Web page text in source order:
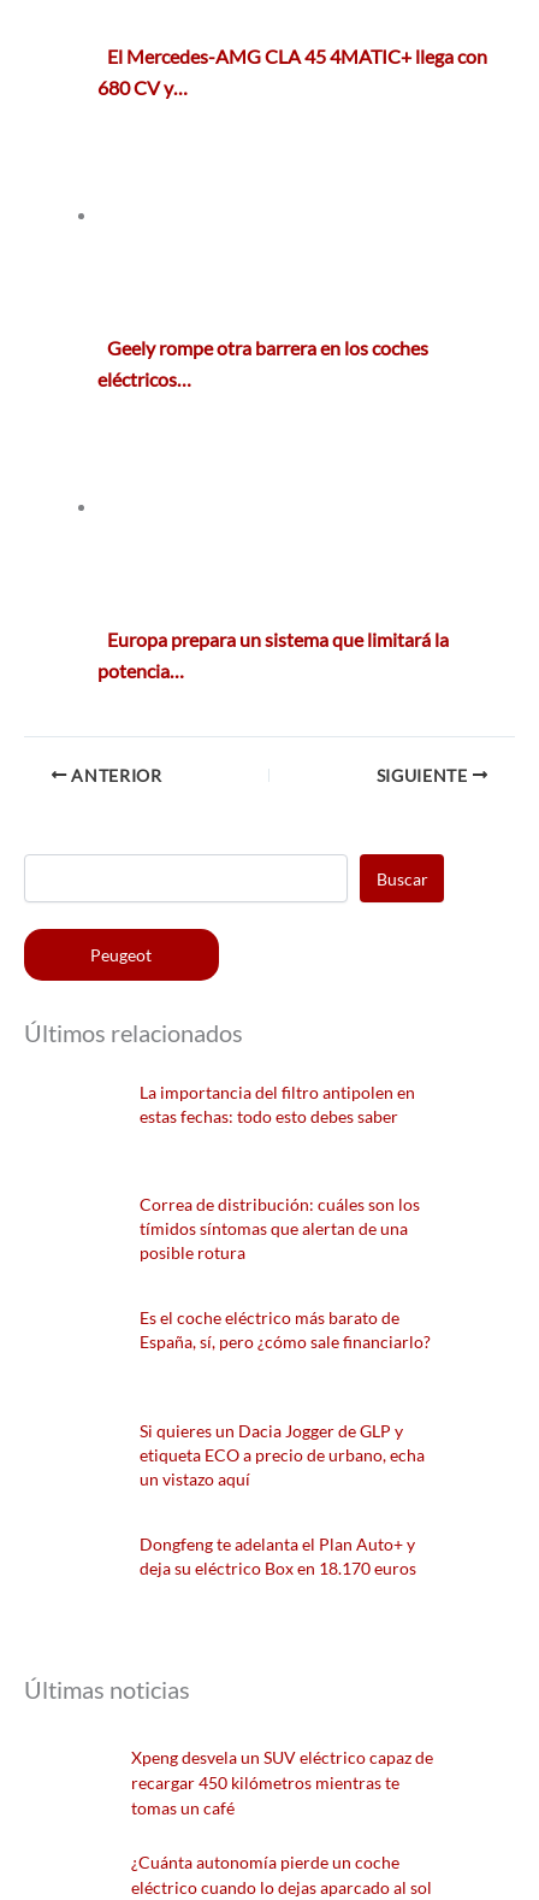
El Mercedes-AMG CLA 45 4MATIC+ llega con
680 CV y…
Geely rompe otra barrera en los coches
eléctricos…
Europa prepara un sistema que limitará la
potencia…
ANTERIOR SIGUIENTE
Buscar
Peugeot
Últimos relacionados
La importancia del filtro antipolen en
estas fechas: todo esto debes saber
Correa de distribución: cuáles son los
tímidos síntomas que alertan de una
posible rotura
Es el coche eléctrico más barato de
España, sí, pero ¿cómo sale financiarlo?
Si quieres un Dacia Jogger de GLP y
etiqueta ECO a precio de urbano, echa
un vistazo aquí
Dongfeng te adelanta el Plan Auto+ y
deja su eléctrico Box en 18.170 euros
Últimas noticias
Xpeng desvela un SUV eléctrico capaz de
recargar 450 kilómetros mientras te
tomas un café
¿Cuánta autonomía pierde un coche
eléctrico cuando lo dejas aparcado al sol